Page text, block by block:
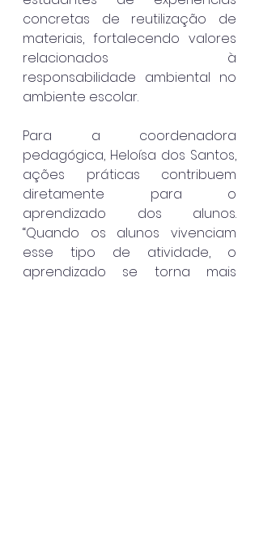
concretas de reutilização de
materiais, fortalecendo valores
relacionados à
responsabilidade ambiental no
ambiente escolar.
Para a coordenadora
pedagógica, Heloísa dos Santos,
ações práticas contribuem
diretamente para o
aprendizado dos alunos.
“Quando os alunos vivenciam
esse tipo de atividade, o
aprendizado se torna mais